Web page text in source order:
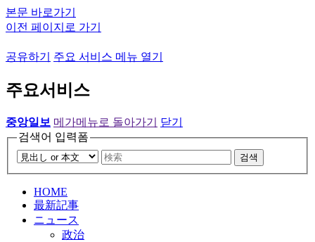
본문 바로가기
이전 페이지로 가기
공유하기 주요 서비스 메뉴 열기
주요서비스
중앙일보 메가메뉴로 돌아가기
닫기
검색어 입력폼
검색
HOME
最新記事
ニュース
政治